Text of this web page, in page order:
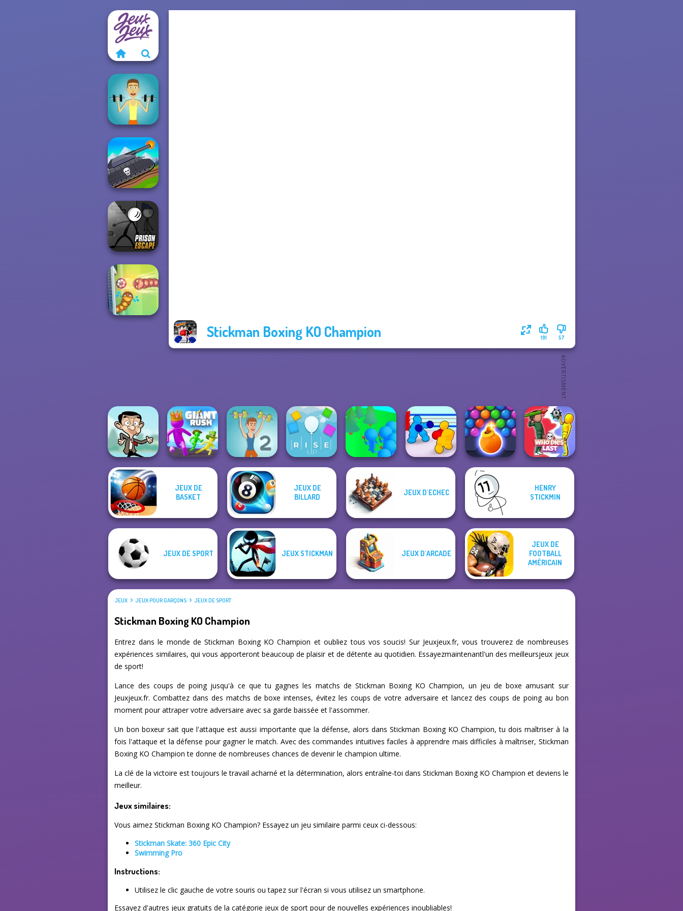
Stickman Boxing KO Champion 57
191
Muscle Clicker
Tanks 2D: Tank
Wars
Prison Escape
Online
Mr Bean Jump Giant Rush! Muscle Clicker 2 Rise Up
Crowd
Lumberjack
Boxing Gang
Bubble Shooter
HD 3
Who Dies Last
JEUX DE
BASKET
JEUX DE
BILLARD
JEUX D'ECHEC
HENRY
STICKMIN
JEUX DE SPORT JEUX STICKMAN JEUX D'ARCADE
JEUX DE
FOOTBALL
AMÉRICAIN
JEUX JEUX POUR GARÇONS JEUX DE SPORT
Stickman Boxing KO Champion
Entrez dans le monde de Stickman Boxing KO Champion et oubliez tous vos soucis! Sur Jeuxjeux.fr, vous trouverez de nombreuses
expériences similaires, qui vous apporteront beaucoup de plaisir et de détente au quotidien. Essayezmaintenantl'un des meilleursjeux jeux
de sport!
Lance des coups de poing jusqu'à ce que tu gagnes les matchs de Stickman Boxing KO Champion, un jeu de boxe amusant sur
Jeuxjeux.fr. Combattez dans des matchs de boxe intenses, évitez les coups de votre adversaire et lancez des coups de poing au bon
moment pour attraper votre adversaire avec sa garde baissée et l'assommer.
Un bon boxeur sait que l'attaque est aussi importante que la défense, alors dans Stickman Boxing KO Champion, tu dois maîtriser à la
fois l'attaque et la défense pour gagner le match. Avec des commandes intuitives faciles à apprendre mais difficiles à maîtriser, Stickman
Boxing KO Champion te donne de nombreuses chances de devenir le champion ultime.
La clé de la victoire est toujours le travail acharné et la détermination, alors entraîne-toi dans Stickman Boxing KO Champion et deviens le
meilleur.
Jeux similaires:
Vous aimez Stickman Boxing KO Champion? Essayez un jeu similaire parmi ceux ci-dessous:
Stickman Skate: 360 Epic City
Swimming Pro
Instructions:
Utilisez le clic gauche de votre souris ou tapez sur l'écran si vous utilisez un smartphone.
Essayez d'autres jeux gratuits de la catégorie jeux de sport pour de nouvelles expériences inoubliables!